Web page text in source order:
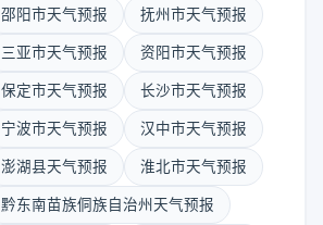
邵阳市天气预报 抚州市天气预报
三亚市天气预报 资阳市天气预报
保定市天气预报 长沙市天气预报
宁波市天气预报 汉中市天气预报
澎湖县天气预报 淮北市天气预报
黔东南苗族侗族自治州天气预报